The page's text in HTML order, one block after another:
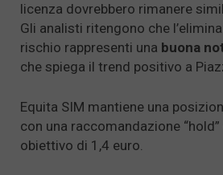
licenza dovrebbero rimanere
Gli analisti ritengono che
rischio rappresenti una buona
che spiega il trend positivo a
Equita SIM mantiene una
con una raccomandazione
obiettivo di 1,4 euro.